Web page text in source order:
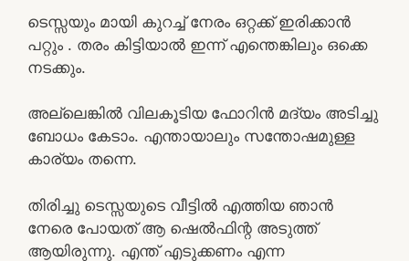
ടെസ്സയും മായി കുറച്ച് നേരം ഒറ്റക്ക് ഇരിക്കാൻ
പറ്റും . തരം കിട്ടിയാൽ ഇന്ന് എന്തെങ്കിലും ഒക്കെ
നടക്കും.
അല്ലെങ്കിൽ വിലകൂടിയ ഫോറിൻ മദ്യം അടിച്ചു
ബോധം കേടാം. എന്തായാലും സന്തോഷമുള്ള
കാര്യം തന്നെ.
തിരിച്ചു ടെസ്സയുടെ വീട്ടിൽ എത്തിയ ഞാൻ
നേരെ പോയത് ആ ഷെൽഫിന്റ അടുത്ത്
ആയിരുന്നു. എന്ത്‌ എടുക്കണം എന്ന